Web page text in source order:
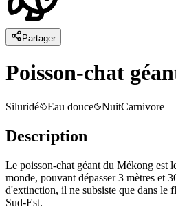
Partager
Poisson-chat
Siluridé Eau douce NuitCarnivore
Description
Le poisson-chat géant du Mékong est
monde, pouvant dépasser 3 mètres et
d'extinction, il ne subsiste que dans le
Sud-Est.